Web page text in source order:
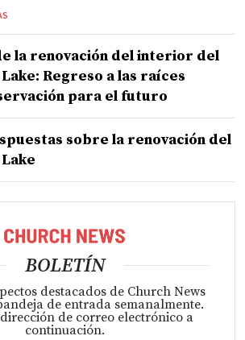
la renovación del interior del
Regreso a las raíces
para el futuro
sobre la renovación del
BOLETÍN
destacados de Church News
de entrada semanalmente.
de correo electrónico a
continuación.